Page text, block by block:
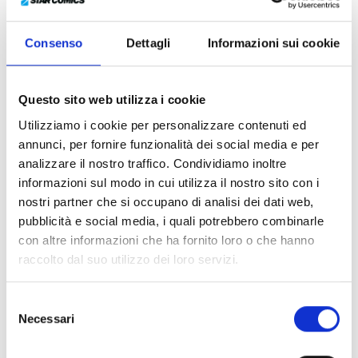
Consenso Dettagli Informazioni sui cookie
Questo sito web utilizza i cookie
Utilizziamo i cookie per personalizzare contenuti ed
annunci, per fornire funzionalità dei social media e per
analizzare il nostro traffico. Condividiamo inoltre
informazioni sul modo in cui utilizza il nostro sito con i
nostri partner che si occupano di analisi dei dati web,
pubblicità e social media, i quali potrebbero combinarle
con altre informazioni che ha fornito loro o che hanno
raccolto dal suo utilizzo dei loro servizi.
delNecessari
DIRETTAMENTE DA WEEKLY
SHONEN JUMP UNA SERIE
DIVERTENTE E ADRENALINICA SUL
Quando tutto sembra irraggiungibile, ricordati di aprire
il forno a microonde! Teppei Sasaki è un giovane
mangaka trasferitosi a Tokyo per inseguire il suo
sogno: ottenere una serie su “Weekly Shonen Jump”. Il
suo editor, però, continua a rifiutare ogni proposta e,
proprio quando il ragazzo sta per mollare tutto, un
fulmine colpisce la sua casa e dentro al forno a
microonde si materializza un numero di “Shonen
Jump” proveniente dal futuro! Il suo destino sta
finalmente per cambiare?!
Direttamente da “Weekly Shonen Jump” un’opera
divertente e adrenalinica sul sogno di diventare
mangaka! I due volumi che compongono la serie